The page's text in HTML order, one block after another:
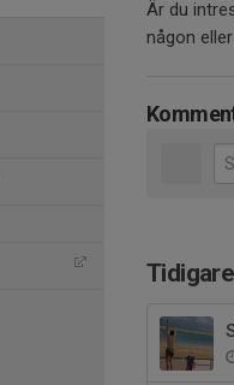
Är du
någon